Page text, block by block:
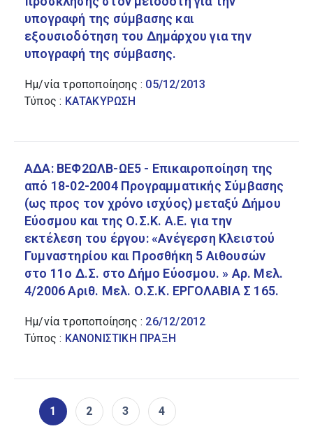
υπογραφή της σύμβασης και
εξουσιοδότηση του Δημάρχου για την
υπογραφή της σύμβασης.
Ημ/νία τροποποίησης : 05/12/2013
Τύπος : ΚΑΤΑΚΥΡΩΣΗ
ΑΔΑ: ΒΕΦ2ΩΛΒ-ΩΕ5 - Επικαιροποίηση της
από 18-02-2004 Προγραμματικής Σύμβασης
(ως προς τον χρόνο ισχύος) μεταξύ Δήμου
Εύοσμου και της Ο.Σ.Κ. Α.Ε. για την
εκτέλεση του έργου: «Ανέγερση Κλειστού
Γυμναστηρίου και Προσθήκη 5 Αιθουσών
στο 11ο Δ.Σ. στο Δήμο Εύοσμου. » Αρ. Μελ.
4/2006 Αριθ. Μελ. Ο.Σ.Κ. ΕΡΓΟΛΑΒΙΑ Σ 165.
Ημ/νία τροποποίησης : 26/12/2012
Τύπος : ΚΑΝΟΝΙΣΤΙΚΗ ΠΡΑΞΗ
1 2 3 4